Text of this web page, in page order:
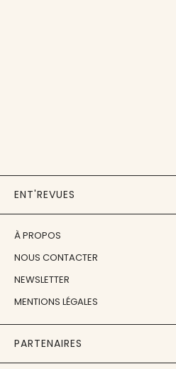
ENT'REVUES
À PROPOS
NOUS CONTACTER
NEWSLETTER
MENTIONS LÉGALES
PARTENAIRES